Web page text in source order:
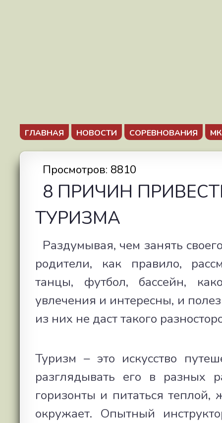
ГЛАВНАЯ НОВОСТИ СОРЕВНОВАНИЯ
Просмотров: 8810
8 ПРИЧИН
ТУРИЗМА
Раздумывая, чем занять
родители, как правило,
танцы, футбол, бассейн,
увлечения и интересны, и
из них не даст такого
Туризм – это искусство
разглядывать его в разных
горизонты и питаться теплой,
окружает. Опытный